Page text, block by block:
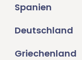
Spanien
Deutschland
Griechenland